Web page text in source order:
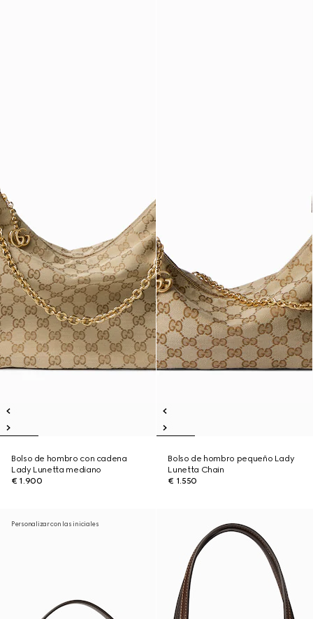
Bolso de hombro con cadena
Lady Lunetta mediano
€ 1.900
Bolso de hombro pequeño Lady
Lunetta Chain
€ 1.550
Personalizar con las iniciales